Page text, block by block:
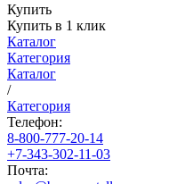
Купить
Купить в 1 клик
Каталог
Категория
Каталог
/
Категория
Телефон:
8-800-777-20-14
+7-343-302-11-03
Почта: